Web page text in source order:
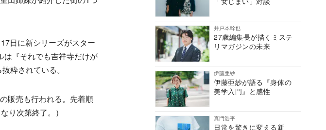
日に新シリーズがスター
は『それでも吉祥寺だけが
粋されている。
販売も行われる。先着順
り次第終了。）
井戸本幹也
27歳編集長が描くミステ
リマガジンの未来
伊藤亜紗
伊藤亜紗が語る『身体の
美学入門』と感性
真門浩平
日常を驚きに変える新